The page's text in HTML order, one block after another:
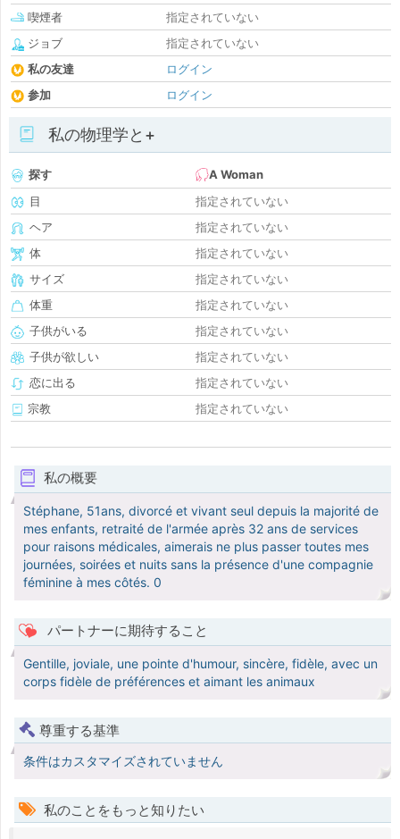
喫煙者
指定されていない
ジョブ
指定されていない
私の友達
ログイン
参加
ログイン
私の物理学と+
探す
A Woman
目
指定されていない
ヘア
指定されていない
体
指定されていない
サイズ
指定されていない
体重
指定されていない
子供がいる
指定されていない
子供が欲しい
指定されていない
恋に出る
指定されていない
宗教
指定されていない
私の概要
Stéphane, 51ans, divorcé et vivant seul depuis la majorité de
mes enfants, retraité de l'armée après 32 ans de services
pour raisons médicales, aimerais ne plus passer toutes mes
journées, soirées et nuits sans la présence d'une compagnie
féminine à mes côtés. 0
パートナーに期待すること
Gentille, joviale, une pointe d'humour, sincère, fidèle, avec un
corps fidèle de préférences et aimant les animaux
尊重する基準
条件はカスタマイズされていません
私のことをもっと知りたい